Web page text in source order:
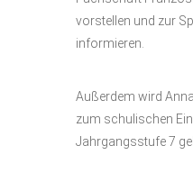
vorstellen und zur
informieren.
Außerdem wird
zum schulischen
Jahrgangsstufe 7